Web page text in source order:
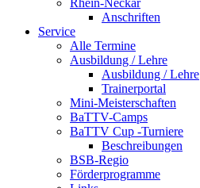
Rhein-Neckar
Anschriften
Service
Alle Termine
Ausbildung / Lehre
Ausbildung / Lehre
Trainerportal
Mini-Meisterschaften
BaTTV-Camps
BaTTV Cup -Turniere
Beschreibungen
BSB-Regio
Förderprogramme